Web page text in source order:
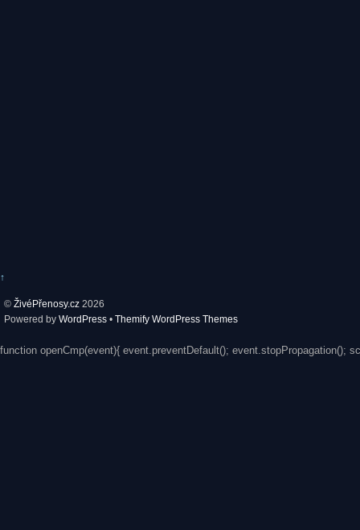
↑
© ŽivéPřenosy.cz 2026
Powered by WordPress • Themify WordPress Themes
function openCmp(event){ event.preventDefault(); event.stopPropagation();